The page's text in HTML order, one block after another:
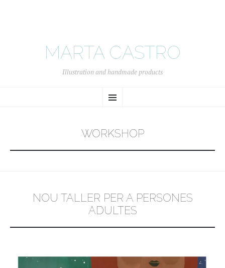
MARTA CASTRO
Illustration and handmade products
Menu
TO
WORKSHOP
NOU TALLER PER A PERSONES
ADULTES